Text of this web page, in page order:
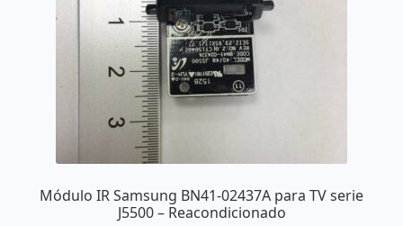
Módulo IR Samsung BN41-02437A para TV serie
J5500 – Reacondicionado